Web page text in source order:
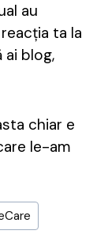
au
ta la
ai blog,
chiar e
le-am